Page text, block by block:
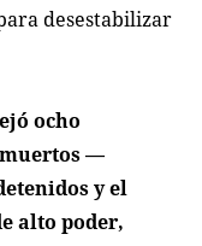
desestabilizar
ocho
muertos —
y el
alto poder,